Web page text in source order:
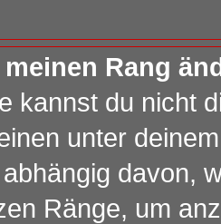
Rang
kannst du nicht
unter
davon,
Ränge, um